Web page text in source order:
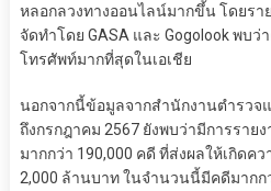
หลอกลวงทางออนไลน์มากขึ้น โดยรา
จัดทำโดย GASA และ Gogolook พบ
โทรศัพท์มากที่สุดในเอเชีย
นอกจากนี้ข้อมูลจากสำนักงานตำรวจ
ถึงกรกฎาคม 2567 ยังพบว่ามีการราย
มากกว่า 190,000 คดี ที่ส่งผลให้เกิดค
2,000 ล้านบาท ในจำนวนนี้มีคดีมากก